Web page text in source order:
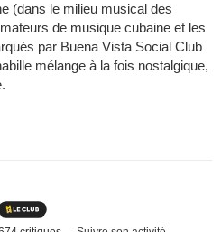
(dans le milieu musical des
de musique cubaine et les
par Buena Vista Social Club
mélange à la fois nostalgique,